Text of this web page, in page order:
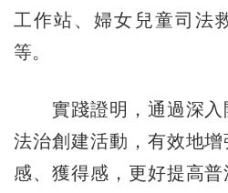
工作站、婦女兒童司法
等。
實踐證明，通過深入
法治創建活動，有效地
感、獲得感，更好提高